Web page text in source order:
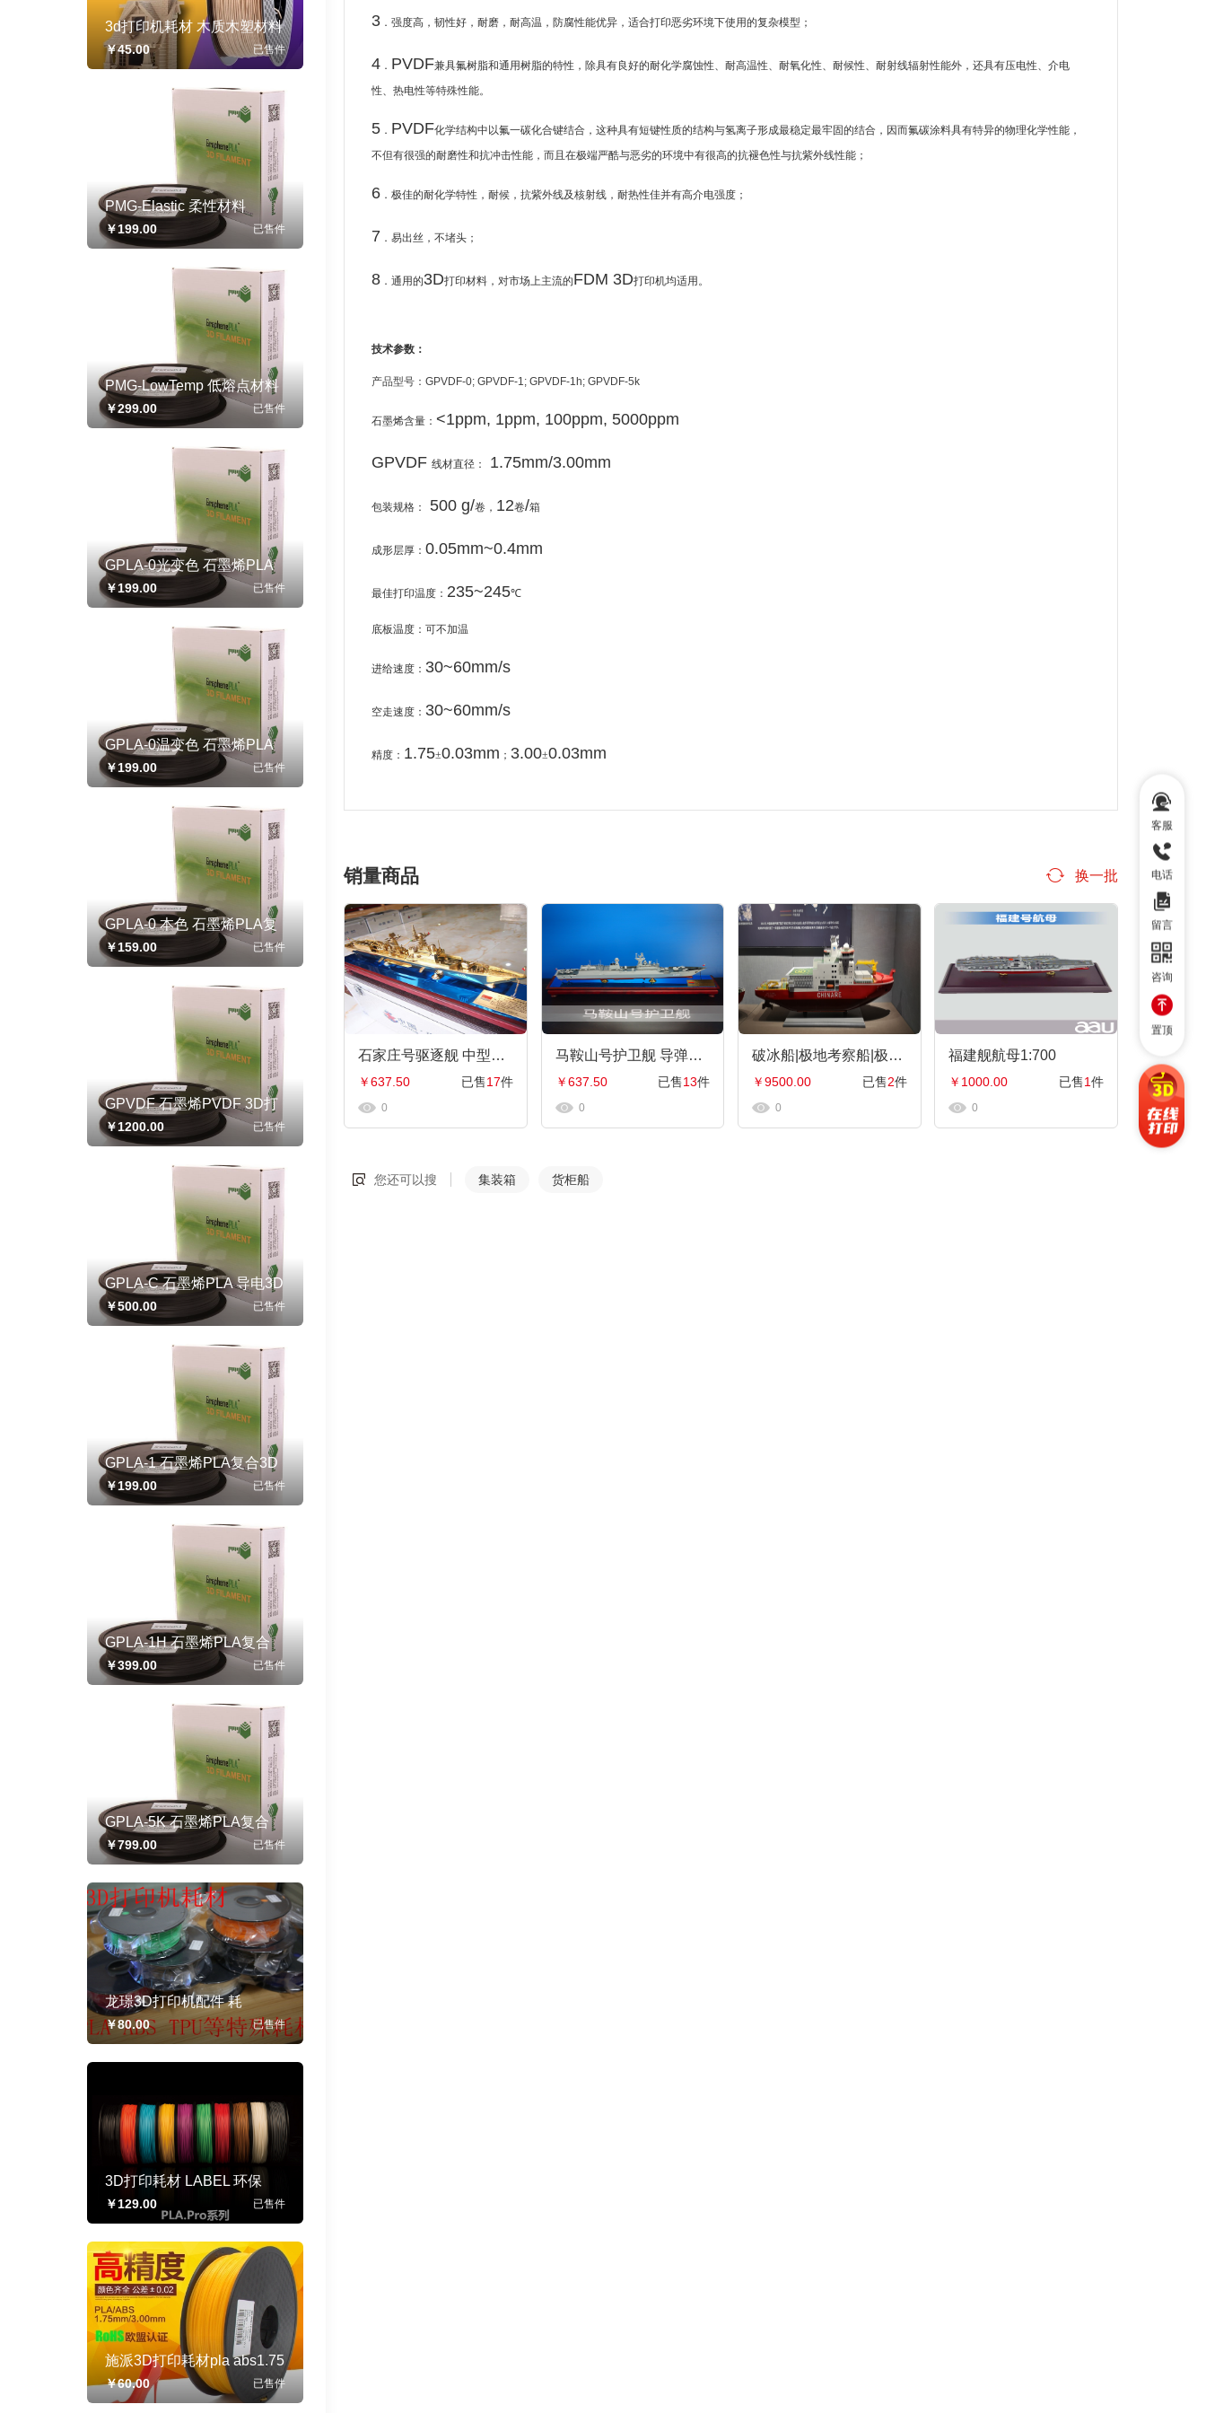
3d打印机耗材 木质木塑材料
pla 1.75 木色 木纹纤维 线材
0.5/1kg
￥45.00 已售件
PMG-Elastic 柔性材料
1.75mm/3.00mm 500g/卷
￥199.00 已售件
PMG-LowTemp 低熔点材料
1.75mm/3.00mm 500g/卷
￥299.00 已售件
GPLA-0光变色 石墨烯PLA
复合3D打印线材 线径
1.75mm 500g/卷
￥199.00 已售件
GPLA-0温变色 石墨烯PLA
复合3d打印线材 线径
1.75mm 500g/卷
￥199.00 已售件
GPLA-0 本色 石墨烯PLA复
合3D打印线材 线径1.75mm
500g/卷
￥159.00 已售件
GPVDF 石墨烯PVDF 3D打
印耗材 线径1.75mm 500g/卷
￥1200.00 已售件
GPLA-C 石墨烯PLA 导电3D
打印耗材 线径1.75mm 100g/
卷
￥500.00 已售件
GPLA-1 石墨烯PLA复合3D
打印线材 线径1.75mm 500g/
卷
￥199.00 已售件
GPLA-1H 石墨烯PLA复合
3D打印线材 线径1.75mm
500g/卷
￥399.00 已售件
GPLA-5K 石墨烯PLA复合
3D打印线材 线径1.75mm
500g/卷
￥799.00 已售件
龙璟3D打印机配件 耗
材,PLA、ABS1.75/3mm 3D
打印机材料 净重1KG
￥80.00 已售件
3D打印耗材 LABEL 环保
PLA 3D打印机耗材 整卷出
售
￥129.00 已售件
施派3D打印耗材pla abs1.75
3.0mm打印机笔材料线材笔
线条通用
￥60.00 已售件
3 ．强度高，韧性好，耐磨，耐高温，防腐性能优异，适合打印恶劣环境下使用的复杂模型；
4 ． PVDF兼具氟树脂和通用树脂的特性，除具有良好的耐化学腐蚀性、耐高温性、耐氧化性、耐候性、耐射线辐射性能外，还具有压电性、介电
性、热电性等特殊性能。
5 ． PVDF化学结构中以氟一碳化合键结合，这种具有短键性质的结构与氢离子形成最稳定最牢固的结合，因而氟碳涂料具有特异的物理化学性能，
不但有很强的耐磨性和抗冲击性能，而且在极端严酷与恶劣的环境中有很高的抗褪色性与抗紫外线性能；
6 ．极佳的耐化学特性，耐候，抗紫外线及核射线，耐热性佳并有高介电强度；
7 ．易出丝，不堵头；
8 ．通用的3D打印材料，对市场上主流的FDM 3D打印机均适用。
技术参数：
产品型号：GPVDF-0; GPVDF-1; GPVDF-1h; GPVDF-5k
石墨烯含量： <1ppm, 1ppm, 100ppm, 5000ppm
GPVDF线材直径： 1.75mm/3.00mm
包装规格： 500 g/卷， 12卷/箱
成形层厚：0.05mm~0.4mm
最佳打印温度： 235~245℃
底板温度：可不加温
进给速度： 30~60mm/s
空走速度： 30~60mm/s
精度： 1.75±0.03mm ； 3.00±0.03mm
销量商品 换一批
石家庄号驱逐舰 中型水面舰艇 军事海军舰艇模型 工艺船航模纪念摆件展览收藏品送
￥637.50 已售17件
0
马鞍山号护卫舰 导弹护卫舰工艺船航模纪念摆件展览收藏品送礼
￥637.50 已售13件
0
破冰船|极地考察船|极地科学考察破冰船|科考船|雪龙二号工程船模型居家办公摆件纪念品收藏礼品赠送，支
￥9500.00 已售2件
0
福建舰航母1:700
￥1000.00 已售1件
0
您还可以搜 集装箱 货柜船
客服
电话
留言
咨询
置顶